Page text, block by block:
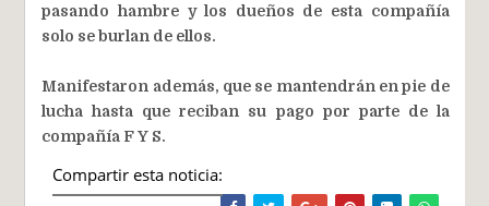
pasando hambre y los dueños de esta compañía
solo se burlan de ellos.
Manifestaron además, que se mantendrán en pie de
lucha hasta que reciban su pago por parte de la
compañía F Y S.
Compartir esta noticia: